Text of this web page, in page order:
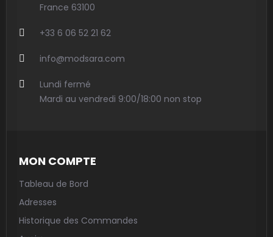
France 63100
+33 6 06 52 21 62
info@modsara.com
Lundi fermé
Mardi au vendredi 9:00/18:00 non stop
MON COMPTE
Tableau de Bord
Adresses
Historique des Commandes